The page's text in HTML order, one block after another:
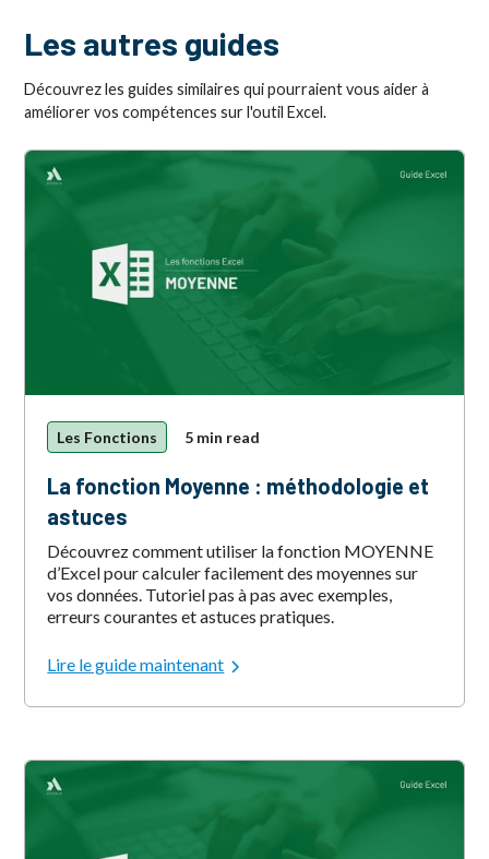
Les autres guides
Découvrez les guides similaires qui pourraient vous aider à
améliorer vos compétences sur l'outil Excel.
Les Fonctions 5 min read
La fonction Moyenne : méthodologie et
astuces
Découvrez comment utiliser la fonction MOYENNE
d’Excel pour calculer facilement des moyennes sur
vos données. Tutoriel pas à pas avec exemples,
erreurs courantes et astuces pratiques.
Lire le guide maintenant